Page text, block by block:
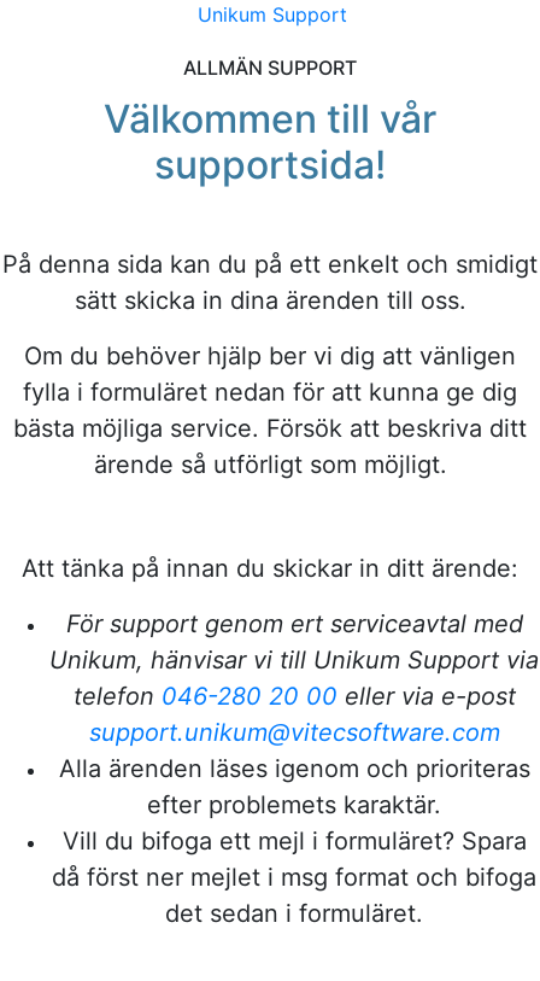
Unikum Support
ALLMÄN SUPPORT
Välkommen till vår
supportsida!
På denna sida kan du på ett enkelt och smidigt
sätt skicka in dina ärenden till oss.
Om du behöver hjälp ber vi dig att vänligen
fylla i formuläret nedan för att kunna ge dig
bästa möjliga service. Försök att beskriva ditt
ärende så utförligt som möjligt.
Att tänka på innan du skickar in ditt ärende:
För support genom ert serviceavtal med
Unikum, hänvisar vi till Unikum Support via
telefon 046-280 20 00 eller via e-post
support.unikum@vitecsoftware.com
Alla ärenden läses igenom och prioriteras
efter problemets karaktär.
Vill du bifoga ett mejl i formuläret? Spara
då först ner mejlet i msg format och bifoga
det sedan i formuläret.